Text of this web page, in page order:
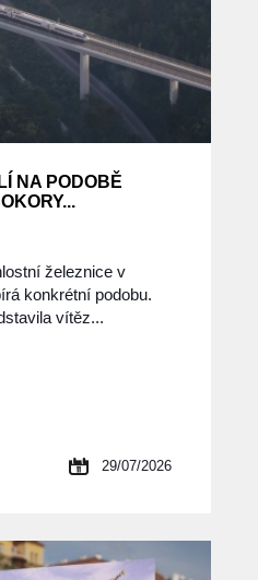
NA PODOBĚ
železnice v
konkrétní podobu.
vítěz...
29/07/2026